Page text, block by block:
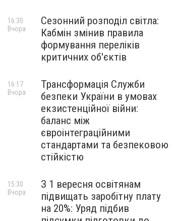
Сезонний розподіл світла:
Кабмін змінив правила
формування переліків
критичних об'єктів
16:30
Вчора
Трансформація Служби
безпеки України в умовах
екзистенційної війни:
баланс між
євроінтеграційними
стандартами та безпековою
стійкістю
16:17
Вчора
З 1 вересня освітянам
підвищать заробітну плату
на 20%: Уряд підбив
15:30
Вчора